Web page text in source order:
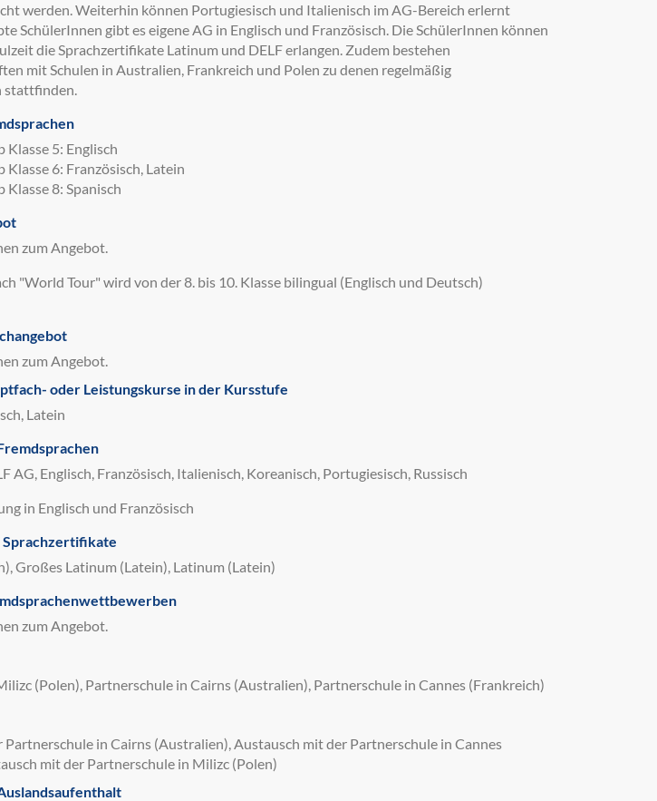
werden. Weiterhin können Portugiesisch und Italienisch im AG-Bereich erlernt
SchülerInnen gibt es eigene AG in Englisch und Französisch. Die SchülerInnen können
die Sprachzertifikate Latinum und DELF erlangen. Zudem bestehen
mit Schulen in Australien, Frankreich und Polen zu denen regelmäßig
stattfinden.
Klasse 5: Englisch
Klasse 6: Französisch, Latein
Klasse 8: Spanisch
zum Angebot.
"World Tour" wird von der 8. bis 10. Klasse bilingual (Englisch und Deutsch)
zum Angebot.
oder Leistungskurse in der Kursstufe
Latein
AG, Englisch, Französisch, Italienisch, Koreanisch, Portugiesisch, Russisch
in Englisch und Französisch
Großes Latinum (Latein), Latinum (Latein)
zum Angebot.
(Polen), Partnerschule in Cairns (Australien), Partnerschule in Cannes (Frankreich)
in Cairns (Australien), Austausch mit der Partnerschule in Cannes
mit der Partnerschule in Milizc (Polen)